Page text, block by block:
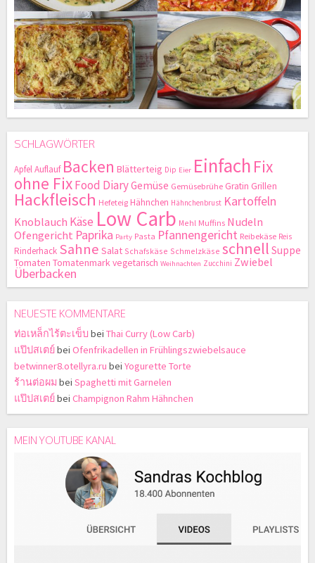
SCHLAGWÖRTER
ApfelAuflauf Backen Blätterteig Dip Eier Einfach Fix
ohne FixFood DiaryGemüse Gemüsebrühe Gratin Grillen
Hackfleisch Hefeteig Hähnchen Hähnchenbrust Kartoffeln
Knoblauch Käse Low Carb Mehl Muffins Nudeln
Ofengericht Paprika Party Pasta Pfannengericht Reibekäse Reis
Rinderhack Sahne Salat Schafskäse Schmelzkäse schnell Suppe
Tomaten Tomatenmarkvegetarisch Weihnachten Zucchini Zwiebel
Überbacken
NEUESTE KOMMENTARE
ท่อเหล็กไร้ตะเข็บ bei Thai Curry (Low Carb)
แป๊ปสเตย์bei Ofenfrikadellen in Frühlingszwiebelsauce
betwinner8.otellyra.ru bei Yogurette Torte
ร้านต่อผม bei Spaghetti mit Garnelen
แป๊ปสเตย์bei Champignon Rahm Hähnchen
MEIN YOUTUBE KANAL